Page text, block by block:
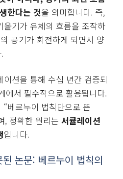
한다는 것을 의미합니다. 즉,
울기가 유체의 흐름을 조작하
공기가 회전하게 되면서 양
션을 통해 수십 년간 검증되
에서 필수적으로 활용됩니다.
베르누이 법칙만으로 뜬
, 정확한 원리는 서큘레이션
입니다.
논문: 베르누이 법칙의